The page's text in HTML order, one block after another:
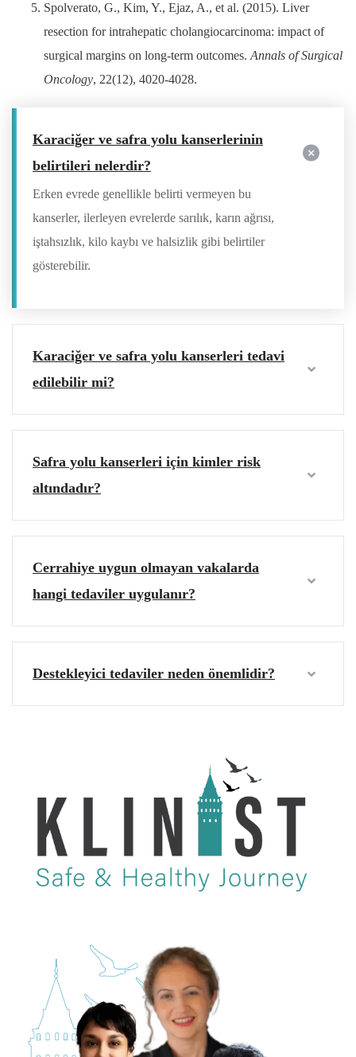
Spolverato, G., Kim, Y., Ejaz, A., et al. (2015). Liver
resection for intrahepatic cholangiocarcinoma: impact of
surgical margins on long-term outcomes.Annals of Surgical
Oncology, 22(12), 4020-4028.
Karaciğer ve safra yolu kanserlerinin
belirtileri nelerdir?
Erken evrede genellikle belirti vermeyen bu
kanserler, ilerleyen evrelerde sarılık, karın ağrısı,
iştahsızlık, kilo kaybı ve halsizlik gibi belirtiler
gösterebilir.
Karaciğer ve safra yolu kanserleri tedavi
edilebilir mi?
Safra yolu kanserleri için kimler risk
altındadır?
Cerrahiye uygun olmayan vakalarda
hangi tedaviler uygulanır?
Destekleyici tedaviler neden önemlidir?